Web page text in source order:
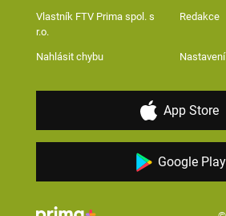
Vlastník FTV Prima spol. s
r.o.
Redakce
Nahlásit chybu
App Store
Google Play